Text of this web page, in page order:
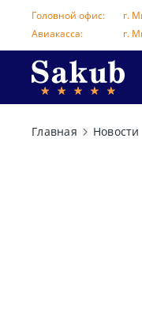
Перейти к
Головной офис:
г.
Авиакасса:
г.
Главная Новости